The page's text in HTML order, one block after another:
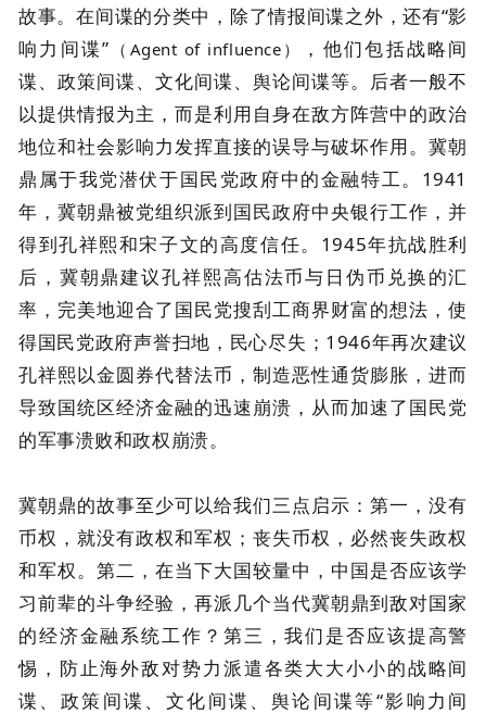
故事。在间谍的分类中，除了情报间谍之外，还有“影
响力间谍” （Agent of influence）
，他们包括战略间
谍、政策间谍、文化间谍、舆论间谍等。后者一般不
以提供情报为主，而是利用自身在敌方阵营中的政治
地位和社会影响力发挥直接的误导与破坏作用。冀朝
鼎属于我党潜伏于国民党政府中的金融特工。1941
年，冀朝鼎被党组织派到国民政府中央银行工作，并
得到孔祥熙和宋子文的高度信任。1945年抗战胜利
后，冀朝鼎建议孔祥熙高估法币与日伪币兑换的汇
率，完美地迎合了国民党搜刮工商界财富的想法，使
得国民党政府声誉扫地，民心尽失；1946年再次建议
孔祥熙以金圆券代替法币，制造恶性通货膨胀，进而
导致国统区经济金融的迅速崩溃，从而加速了国民党
的军事溃败和政权崩溃。
冀朝鼎的故事至少可以给我们三点启示：第一，没有
币权，就没有政权和军权；丧失币权，必然丧失政权
和军权。第二，在当下大国较量中，中国是否应该学
习前辈的斗争经验，再派几个当代冀朝鼎到敌对国家
的经济金融系统工作？第三，我们是否应该提高警
惕，防止海外敌对势力派遣各类大大小小的战略间
谍、政策间谍、文化间谍、舆论间谍等“影响力间